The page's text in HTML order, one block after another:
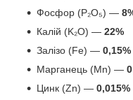
Фосфор (P₂O₅) —
Калій (K₂O) — 22%
Залізо (Fe) — 0,15%
Марганець (Mn) —
Цинк (Zn) — 0,015%